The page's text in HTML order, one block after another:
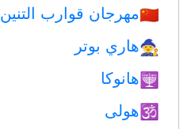
🇨🇳مهرجان قوارب التنين
🧙هاري بوتر
🕎هانوكا
🕉هولى